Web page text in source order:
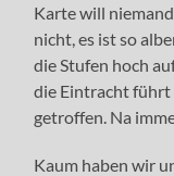
Karte will
nicht, es ist so
die Stufen hoch
die Eintracht
getroffen. Na
Kaum haben wir